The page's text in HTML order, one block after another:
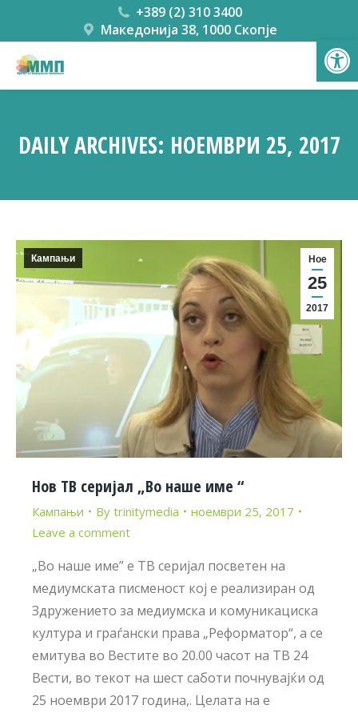
+389 (2) 310 3400
Македонија 38, 1000 Скопје
DAILY ARCHIVES: НОЕМВРИ 25, 2017
Ное
25
2017
Кампањи
Нов ТВ серијал „Во наше име “
Кампањи By trinitymedia
ноември 25, 2017
Leave a comment
„Во наше име” е ТВ серијал посветен на
медиумската писменост кој е реализиран од
Здружението за медиумска и комуникациска
култура и граѓански права „Реформатор“, а се
емитува во Вестите во 20.00 часот на ТВ 24
Вести, во текот на шест саботи почнувајќи од
25 ноември 2017 година,. Целата на е